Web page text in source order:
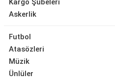
Kargo Şubeleri
Askerlik
Futbol
Atasözleri
Müzik
Ünlüler